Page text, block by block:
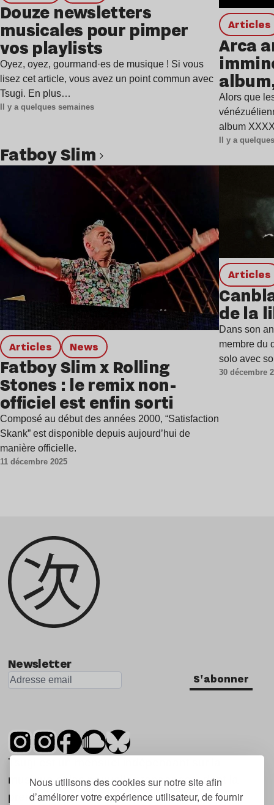
Nous utilisons des cookies sur notre site afin
d’améliorer votre expérience utilisateur, de fournir
Douze newsletters
musicales pour pimper
vos playlists
Oyez, oyez, gourmand·es de musique ! Si vous
lisez cet article, vous avez un point commun avec
Tsugi. En plus…
Il y a quelques semaines
Articles
Arca
Alors que
album
Il y a
Fatboy Slim
Articles news
Fatboy Slim x Rolling
Stones : le remix non-
officiel est enfin sorti
Composé au début des années 2000, “Satisfaction
Skank” est disponible depuis aujourd’hui de
manière officielle.
11 décembre 2025
Articles
de la
Dans son
membre du
solo avec
30 décembre
Newsletter
S'abonner
Tsugi est un mensuel indépendant sur la
musique et les nouvelles tendances, dont la
première parution date de 2007.